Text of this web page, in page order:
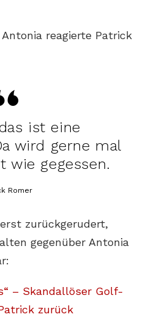
reagierte Patrick
ist eine
wird gerne mal
wie gegessen.
Romer
zurückgerudert,
gegenüber Antonia
– Skandallöser Golf-
zurück